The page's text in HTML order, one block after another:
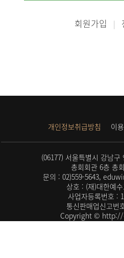
회원가입 |
개인정보취급방침 이
(06177) 서울특별시 강남구
총회회관 6층 총
문의 : 02)559-5643,
상호 : (재)대한예
사업자등록번호 :
통신판매업신고번
Copyright © http://